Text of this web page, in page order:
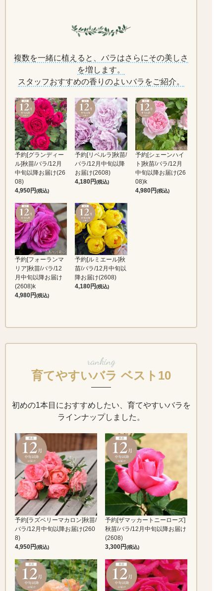
複数を一緒に植えると、バラはさらにその美しさ
を増します。
スタッフおすすめの香りのよいバラをご紹介。
予約[グランディー
ル]秋苗/バラ/12月
中旬以降お届け(26
08)
4,950
(税込)
予約[リベルラ]秋苗/
バラ/12月中旬以降
お届け(2608)
4,180
(税込)
予約[シェーンハイ
ト]秋苗/バラ/12月
中旬以降お届け(26
08)k
4,980
(税込)
予約[フォーランマ
リア]秋苗/バラ/12
月中旬以降お届け
(2608)k
4,980
(税込)
予約[ルミエール]秋
苗/バラ/12月中旬以
降お届け(2608)
4,180
(税込)
ranking
育てやすいバラ ベスト10
初めの1本目におすすめしたい、育てやすいバラを
ラインナップしました。
予約[ラズベリーマカロン]秋苗/
バラ/12月中旬以降お届け(260
8)
4,950
(税込)
予約[ザマッカートニーローズ]
秋苗/バラ/12月中旬以降お届け
(2608)
3,300
(税込)